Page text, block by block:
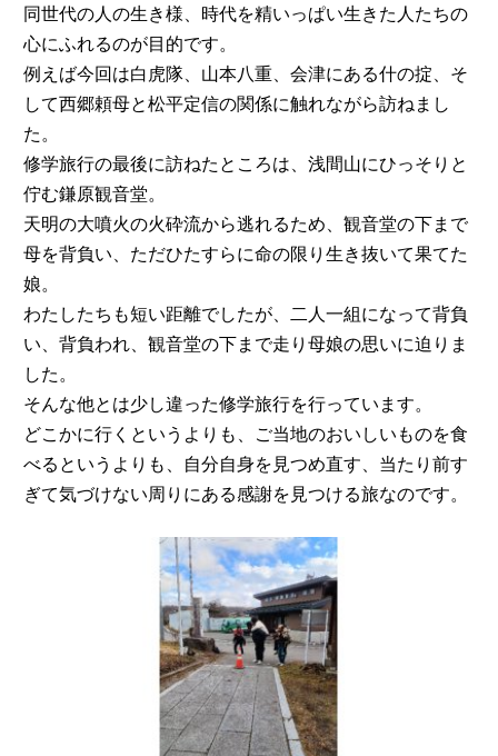
同世代の人の生き様、時代を精いっぱい生きた人たちの
心にふれるのが目的です。
例えば今回は白虎隊、山本八重、会津にある什の掟、そ
して西郷頼母と松平定信の関係に触れながら訪ねまし
た。
修学旅行の最後に訪ねたところは、浅間山にひっそりと
佇む鎌原観音堂。
天明の大噴火の火砕流から逃れるため、観音堂の下まで
母を背負い、ただひたすらに命の限り生き抜いて果てた
娘。
わたしたちも短い距離でしたが、二人一組になって背負
い、背負われ、観音堂の下まで走り母娘の思いに迫りま
した。
そんな他とは少し違った修学旅行を行っています。
どこかに行くというよりも、ご当地のおいしいものを食
べるというよりも、自分自身を見つめ直す、当たり前す
ぎて気づけない周りにある感謝を見つける旅なのです。